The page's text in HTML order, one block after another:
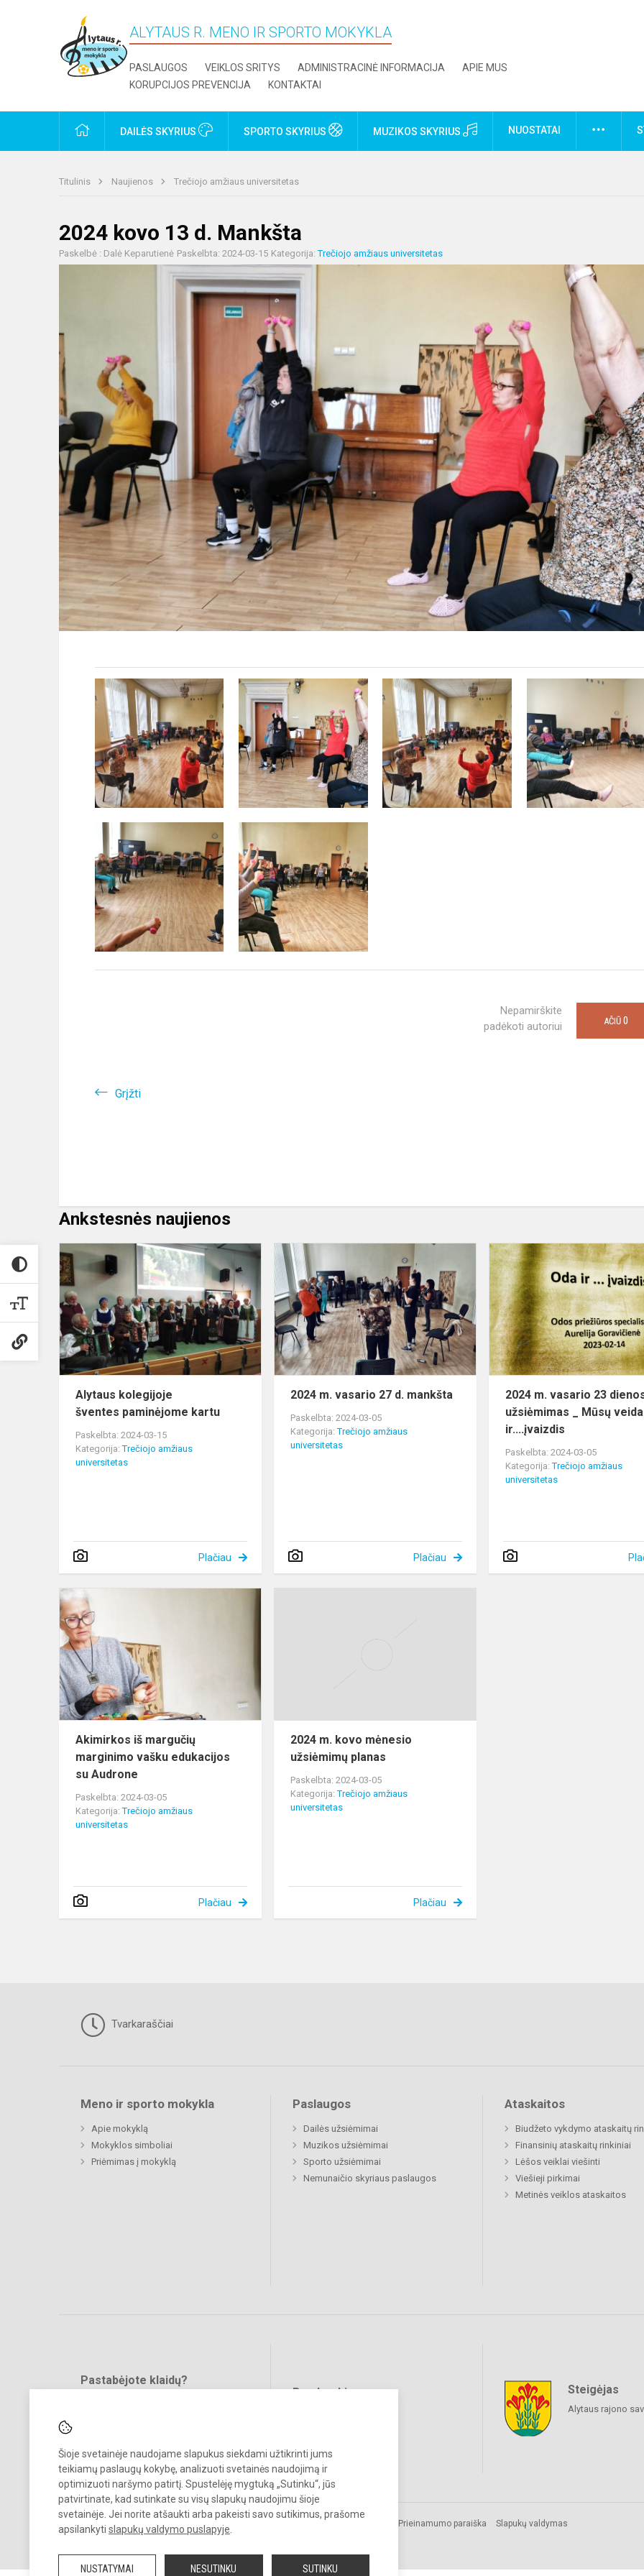
Šioje svetainėje naudojame slapukus siekdami užtikrinti jums
teikiamų paslaugų kokybę, analizuoti svetainės naudojimą ir
optimizuoti naršymo patirtį. Spustelėję mygtuką „Sutinku“, jūs
patvirtinate, kad sutinkate su visų slapukų naudojimu šioje
svetainėje. Jei norite atšaukti arba pakeisti savo sutikimus, prašome
apsilankyti slapukų valdymo puslapyje
NUSTATYMAI NESUTINKU SUTINKU
ALYTAUS R. MENO IR SPORTO MOKYKLA
PASLAUGOS VEIKLOS SRITYS ADMINISTRACINĖ INFORMACIJA
APIE MUS
KORUPCIJOS PREVENCIJA
KONTAKTAI
PRADŽIADAILĖS SKYRIUS SPORTO SKYRIUS MUZIKOS SKYRIUS NUOSTATAI
Titulinis Naujienos Trečiojo amžiaus universitetas
2024 kovo 13 d. Mankšta
Paskelbė : Dalė Keparutienė Paskelbta: 2024-03-15 Kategorija:Trečiojo amžiaus universitetas
Nepamirškite
padėkoti autoriui
AČIŪ 0
Grįžti
Ankstesnės naujienos
Alytaus
kolegijoje
šventes paminėjome
kartu
Alytaus kolegijoje
šventes paminėjome kartu
Paskelbta: 2024-03-15
Kategorija:Trečiojo amžiaus
universitetas
Plačiau
2024
vasario
27
mankšta
2024 m. vasario 27 d. mankšta
Paskelbta: 2024-03-05
Kategorija:Trečiojo amžiaus
universitetas
Plačiau
2024 m. vasario 23
užsiėmimas _ Mūsų
ir....įvaizdis
Paskelbta: 2024-03-05
Kategorija:Trečiojo amžiaus
universitetas
su
Akimirkos iš margučių
marginimo vašku edukacijos
su Audrone
Paskelbta: 2024-03-05
Kategorija:Trečiojo amžiaus
universitetas
Plačiau
2024 m. kovo mėnesio
užsiėmimų planas
Paskelbta: 2024-03-05
Kategorija:Trečiojo amžiaus
universitetas
Plačiau
Tvarkaraščiai
Meno ir sporto mokykla
Apie mokyklą
Mokyklos simboliai
Priėmimas į mokyklą
Paslaugos
Dailės užsiėmimai
Muzikos užsiėmimai
Sporto užsiėmimai
Nemunaičio skyriaus paslaugos
Ataskaitos
Biudžeto vykdymo ataskaitų
Finansinių ataskaitų rinkiniai
Lėšos veiklai viešinti
Viešieji pirkimai
Metinės veiklos ataskaitos
Pastabėjote klaidų?
Bendraukime Steigėjas
Alytaus rajono
© 2020. Alytaus r. meno ir sporto mokykla. Visos teisės saugomos.
Kopijuoti turinį be raštiško mokyklos sutikimo griežtai draudžiama.
Prieinamumo paraiška Slapukų valdymas